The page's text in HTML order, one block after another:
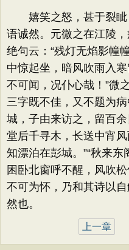
嬉笑之怒，甚于裂眦
语诚然。元微之在江陵
绝句云：“残灯无焰影幢
中惊起坐，暗风吹雨入
不可闻，况仆心哉！”微
三字既不佳，又不题为
城，子由来访之，留百
堂后千寻木，长送中宵
知漂泊在彭城。”“秋来东
困卧北窗呼不醒，风吹
不可为怀，乃和其诗以
然也。
上一章